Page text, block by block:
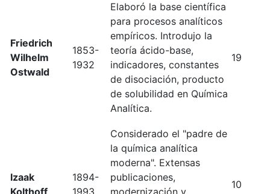
Friedrich
Wilhelm
Ostwald
1853-
1932
Elaboró la base científica
para procesos analíticos
empíricos. Introdujo la
teoría ácido-base,
indicadores, constantes
de disociación, producto
de solubilidad en Química
Analítica.
19
Izaak
1894-
Considerado el "padre de
la química analítica
moderna". Extensas
publicaciones,
10